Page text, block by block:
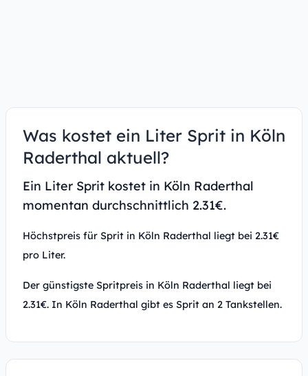
Was kostet ein Liter Sprit in Köln
Raderthal aktuell?
Ein Liter Sprit kostet in Köln Raderthal
momentan durchschnittlich 2.31€.
Höchstpreis für Sprit in Köln Raderthal liegt bei 2.31€
pro Liter.
Der günstigste Spritpreis in Köln Raderthal liegt bei
2.31€. In Köln Raderthal gibt es Sprit an 2 Tankstellen.